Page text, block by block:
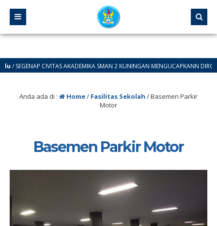
SEGENAP CIVITAS AKADEMIKA SMAN 2 KUNINGAN MENGUCAPKANN
Anda ada di : Home/ Fasilitas Sekolah /Basemen Parkir
Motor
Basemen Parkir Motor